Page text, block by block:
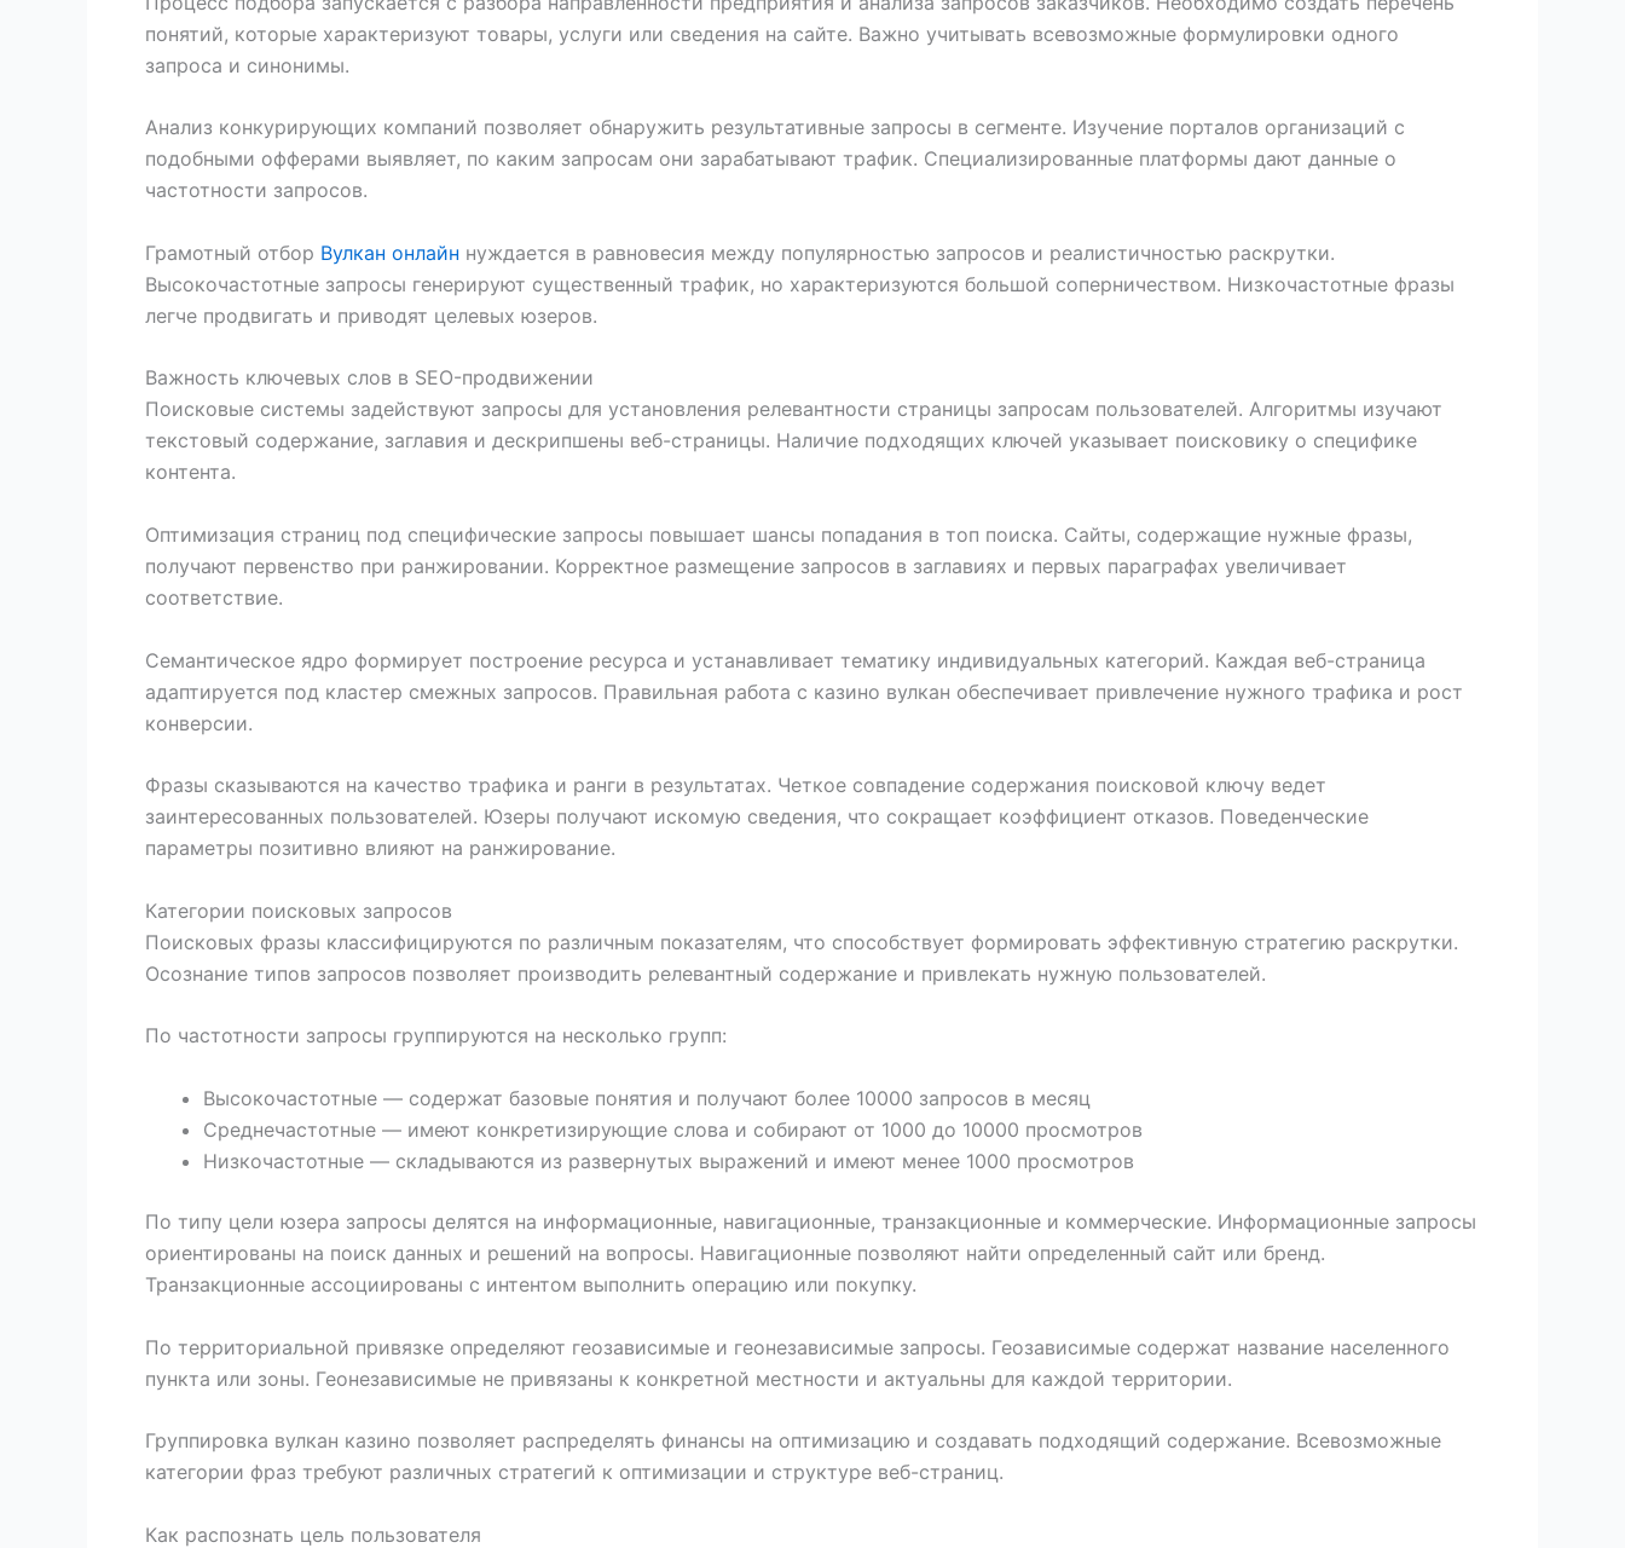
понятий, которые характеризуют товары, услуги или сведения на сайте. Важно учитывать всевозможные формулировки одного
запроса и синонимы.
Анализ конкурирующих компаний позволяет обнаружить результативные запросы в сегменте. Изучение порталов организаций с
подобными офферами выявляет, по каким запросам они зарабатывают трафик. Специализированные платформы дают данные о
частотности запросов.
Грамотный отбор Вулкан онлайн нуждается в равновесия между популярностью запросов и реалистичностью раскрутки.
Высокочастотные запросы генерируют существенный трафик, но характеризуются большой соперничеством. Низкочастотные фразы
легче продвигать и приводят целевых юзеров.
Важность ключевых слов в SEO-продвижении
Поисковые системы задействуют запросы для установления релевантности страницы запросам пользователей. Алгоритмы изучают
текстовый содержание, заглавия и дескрипшены веб-страницы. Наличие подходящих ключей указывает поисковику о специфике
контента.
Оптимизация страниц под специфические запросы повышает шансы попадания в топ поиска. Сайты, содержащие нужные фразы,
получают первенство при ранжировании. Корректное размещение запросов в заглавиях и первых параграфах увеличивает
соответствие.
Семантическое ядро формирует построение ресурса и устанавливает тематику индивидуальных категорий. Каждая веб-страница
адаптируется под кластер смежных запросов. Правильная работа с казино вулкан обеспечивает привлечение нужного трафика и рост
конверсии.
Фразы сказываются на качество трафика и ранги в результатах. Четкое совпадение содержания поисковой ключу ведет
заинтересованных пользователей. Юзеры получают искомую сведения, что сокращает коэффициент отказов. Поведенческие
параметры позитивно влияют на ранжирование.
Категории поисковых запросов
Поисковых фразы классифицируются по различным показателям, что способствует формировать эффективную стратегию раскрутки.
Осознание типов запросов позволяет производить релевантный содержание и привлекать нужную пользователей.
По частотности запросы группируются на несколько групп:
Высокочастотные — содержат базовые понятия и получают более 10000 запросов в месяц
Среднечастотные — имеют конкретизирующие слова и собирают от 1000 до 10000 просмотров
Низкочастотные — складываются из развернутых выражений и имеют менее 1000 просмотров
По типу цели юзера запросы делятся на информационные, навигационные, транзакционные и коммерческие. Информационные запросы
ориентированы на поиск данных и решений на вопросы. Навигационные позволяют найти определенный сайт или бренд.
Транзакционные ассоциированы с интентом выполнить операцию или покупку.
По территориальной привязке определяют геозависимые и геонезависимые запросы. Геозависимые содержат название населенного
пункта или зоны. Геонезависимые не привязаны к конкретной местности и актуальны для каждой территории.
Группировка вулкан казино позволяет распределять финансы на оптимизацию и создавать подходящий содержание. Всевозможные
категории фраз требуют различных стратегий к оптимизации и структуре веб-страниц.
Как распознать цель пользователя